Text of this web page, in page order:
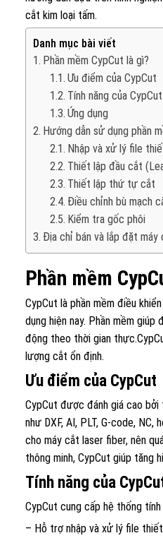
cắt kim loại tấm.
Danh mục bài viết
Phần mềm CypCut là gì?
Ưu điểm của CypCut
Tính năng của CypCut
Ứng dụng
Hướng dẫn sử dụng phần
Nhập và xử lý file
Thiết lập đầu cắt
Thiết lập thứ tự cắt
Điều chỉnh bù mạch
Kiểm tra gốc phôi
Địa chỉ bán và lắp đặt
Phần mềm
CypCut là phần mềm điều
dụng hiện nay. Phần mềm
động theo thời gian
lượng cắt ổn định.
Ưu điểm của CypCut
CypCut được đánh giá cao bởi
như DXF, AI, PLT, G-code,
cho máy cắt laser fiber, nên
thông minh, CypCut giúp tăng
Tính năng của
CypCut cung cấp hệ thống
– Hỗ trợ nhập và xử lý file